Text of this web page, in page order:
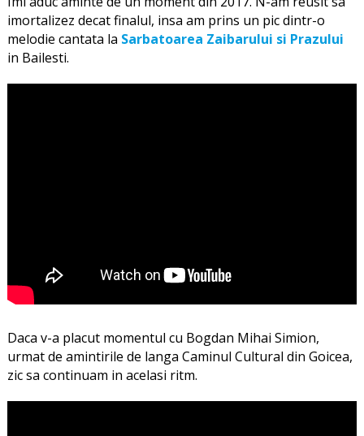
imortalizez decat finalul, insa am prins un pic dintr-o
melodie cantata la Sarbatoarea Zaibarului si Prazului
in Bailesti.
Daca v-a placut momentul cu Bogdan Mihai Simion,
urmat de amintirile de langa Caminul Cultural din Goicea,
zic sa continuam in acelasi ritm.